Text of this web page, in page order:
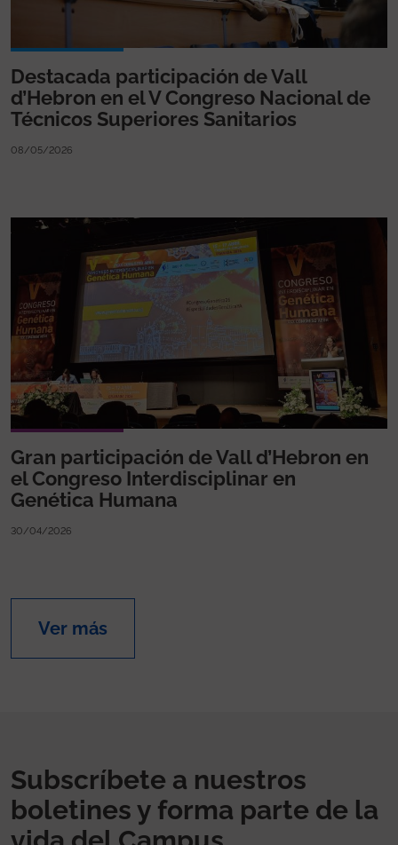
Destacada participación de Vall
d’Hebron en el V Congreso Nacional de
Técnicos Superiores Sanitarios
08/05/2026
Gran participación de Vall d’Hebron en
el Congreso Interdisciplinar en
Genética Humana
30/04/2026
Ver más
Subscríbete a nuestros
boletines y forma parte de la